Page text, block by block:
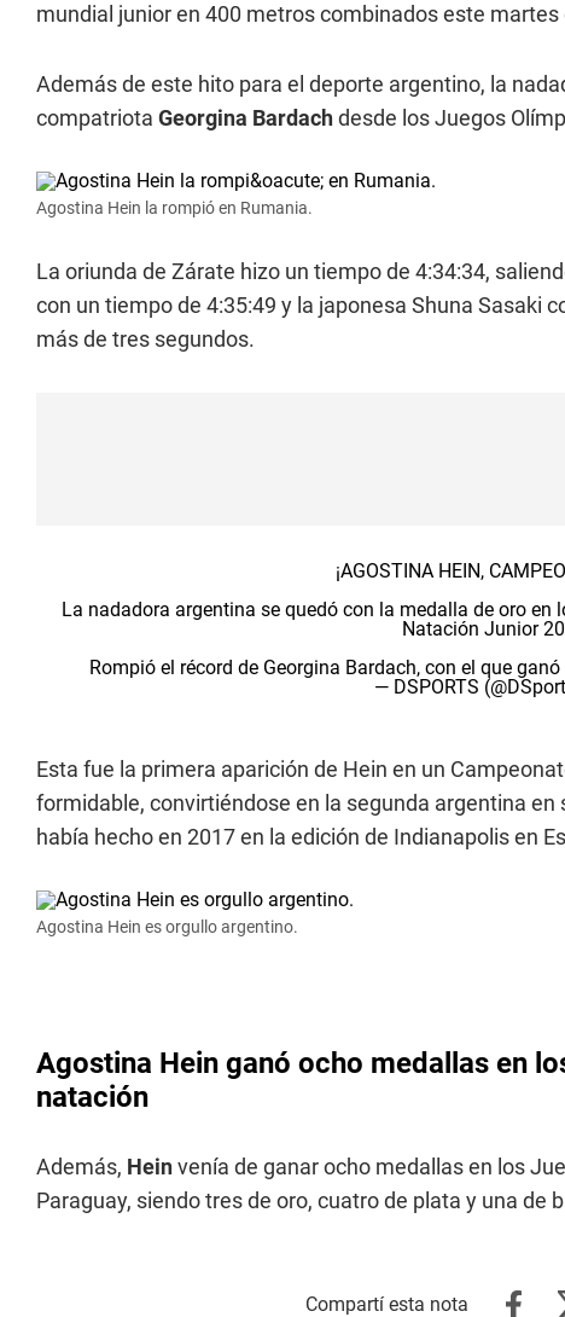
mundial junior en 400 metros combinados este martes
Además de este hito para el deporte argentino, la
compatriota Georgina Bardachdesde los Juegos
Agostina Hein la rompió en Rumania.
La oriunda de Zárate hizo un tiempo de 4:34:34,
con un tiempo de 4:35:49 y la japonesa Shuna Sasaki
más de tres segundos.
¡AGOSTINA HEIN,
La nadadora argentina se quedó con la medalla de oro
Natación Junior
Rompió el récord de Georgina Bardach, con el que
— DSPORTS
Esta fue la primera aparición de Hein en un
formidable, convirtiéndose en la segunda argentina
había hecho en 2017 en la edición de Indianapolis en
Agostina Hein es orgullo argentino.
Agostina Hein ganó ocho medallas en
natación
Además, Heinvenía de ganar ocho medallas en los
Paraguay, siendo tres de oro, cuatro de plata y una de